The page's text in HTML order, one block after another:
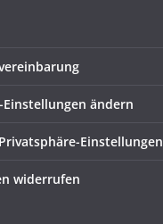
ändern
Einstellungen
widerrufen